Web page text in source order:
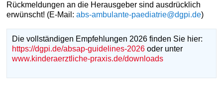
Rückmeldungen an die ­Herausgeber sind ausdrücklich
erwünscht! (E-Mail:abs-ambulante-paediatrie@dgpi.de)
Die vollständigen Empfehlungen 2026 ­finden Sie hier:
https://dgpi.de/absap-guidelines-2026 oder unter
www.kinderaerztliche-praxis.de/downloads